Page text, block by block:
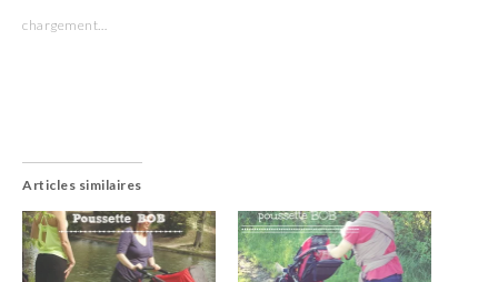
chargement…
Articles similaires